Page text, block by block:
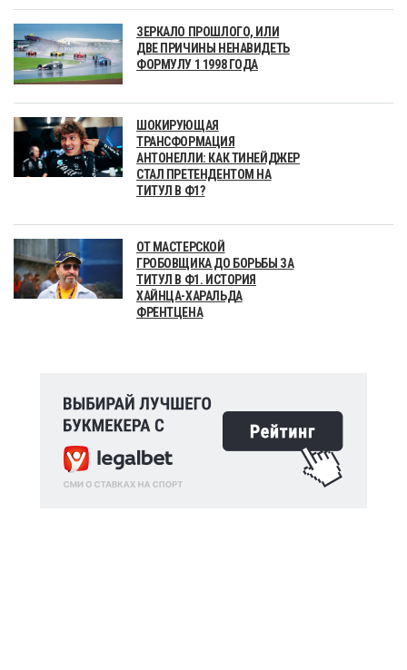
ЗЕРКАЛО ПРОШЛОГО, ИЛИ
ДВЕ ПРИЧИНЫ НЕНАВИДЕТЬ
ФОРМУЛУ 1 1998 ГОДА
ШОКИРУЮЩАЯ
ТРАНСФОРМАЦИЯ
АНТОНЕЛЛИ: КАК ТИНЕЙДЖЕР
СТАЛ ПРЕТЕНДЕНТОМ НА
ТИТУЛ В Ф1?
ОТ МАСТЕРСКОЙ
ГРОБОВЩИКА ДО БОРЬБЫ ЗА
ТИТУЛ В Ф1. ИСТОРИЯ
ХАЙНЦА-ХАРАЛЬДА
ФРЕНТЦЕНА